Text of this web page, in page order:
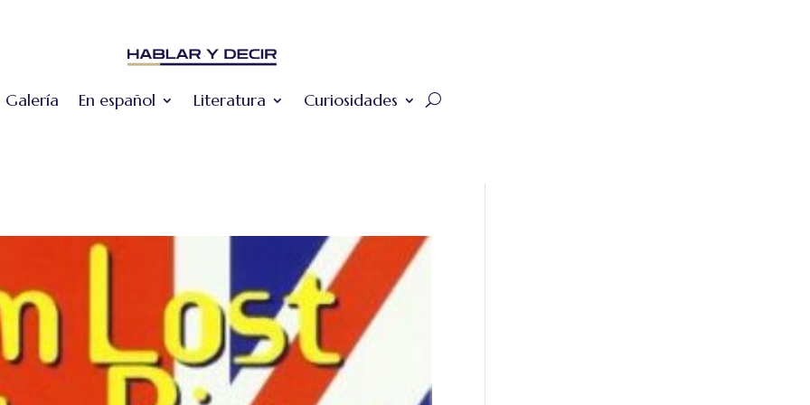
Galería En español Literatura Curiosidades